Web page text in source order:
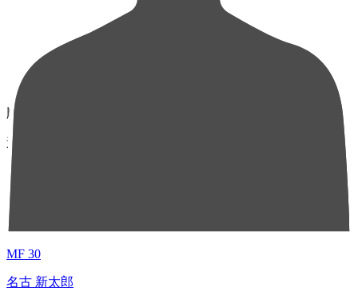
順位
選手名
成績
1
MF 30
名古 新太郎